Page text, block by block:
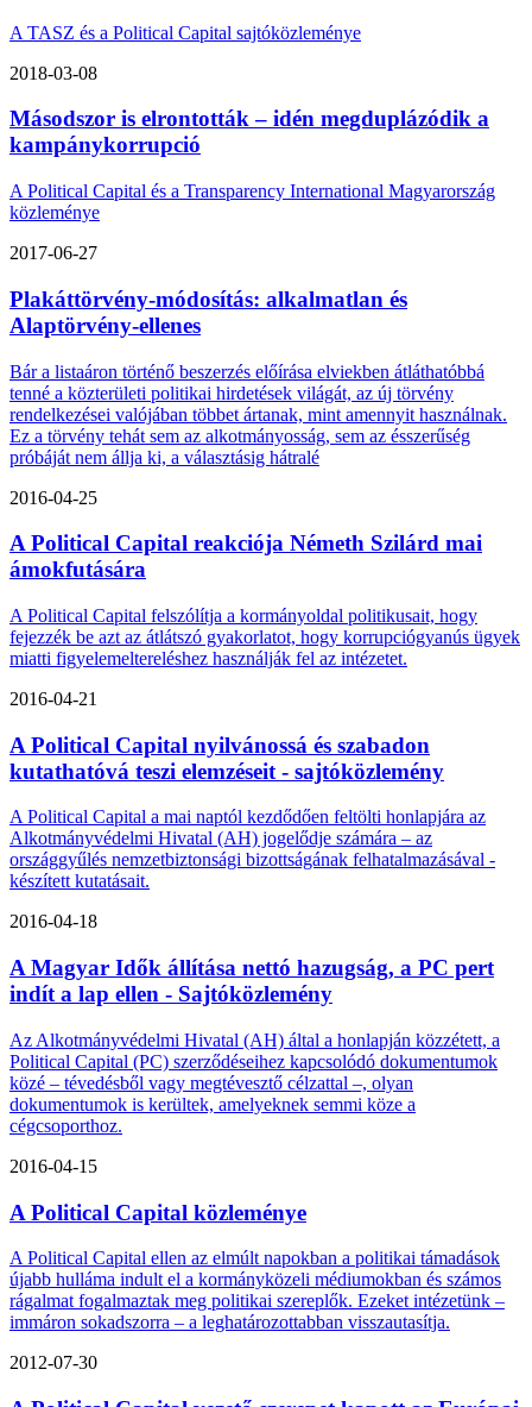
A TASZ és a Political Capital sajtóközleménye
2018-03-08
Másodszor is elrontották – idén megduplázódik a
kampánykorrupció
A Political Capital és a Transparency International Magyarország
közleménye
2017-06-27
Plakáttörvény-módosítás: alkalmatlan és
Alaptörvény-ellenes
Bár a listaáron történő beszerzés előírása elviekben átláthatóbbá
tenné a közterületi politikai hirdetések világát, az új törvény
rendelkezései valójában többet ártanak, mint amennyit használnak.
Ez a törvény tehát sem az alkotmányosság, sem az ésszerűség
próbáját nem állja ki, a választásig hátralé
2016-04-25
A Political Capital reakciója Németh Szilárd mai
ámokfutására
A Political Capital felszólítja a kormányoldal politikusait, hogy
fejezzék be azt az átlátszó gyakorlatot, hogy korrupciógyanús ügyek
miatti figyelemeltereléshez használják fel az intézetet.
2016-04-21
A Political Capital nyilvánossá és szabadon
kutathatóvá teszi elemzéseit - sajtóközlemény
A Political Capital a mai naptól kezdődően feltölti honlapjára az
Alkotmányvédelmi Hivatal (AH) jogelődje számára – az
országgyűlés nemzetbiztonsági bizottságának felhatalmazásával -
készített kutatásait.
2016-04-18
A Magyar Idők állítása nettó hazugság, a PC pert
indít a lap ellen - Sajtóközlemény
Az Alkotmányvédelmi Hivatal (AH) által a honlapján közzétett, a
Political Capital (PC) szerződéseihez kapcsolódó dokumentumok
közé – tévedésből vagy megtévesztő célzattal –, olyan
dokumentumok is kerültek, amelyeknek semmi köze a
cégcsoporthoz.
2016-04-15
A Political Capital közleménye
A Political Capital ellen az elmúlt napokban a politikai támadások
újabb hulláma indult el a kormányközeli médiumokban és számos
rágalmat fogalmaztak meg politikai szereplők. Ezeket intézetünk –
immáron sokadszorra – a leghatározottabban visszautasítja.
2012-07-30